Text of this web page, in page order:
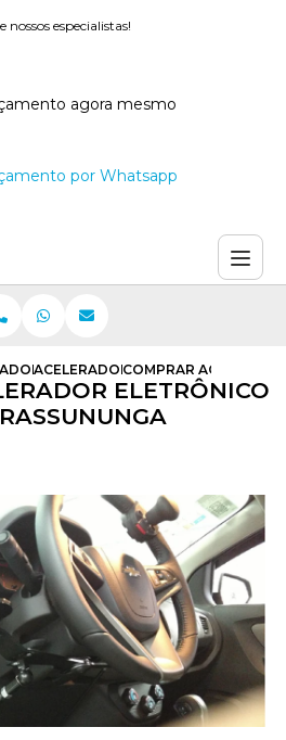
especialistas!
agora mesmo
por Whatsapp
ELETRONICO
ACELERADOR ELETRONICO PARA
COMPRAR
ELETRÔNICO